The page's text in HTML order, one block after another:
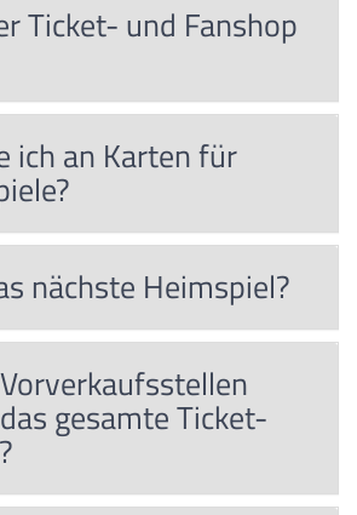
Ticket- und Fanshop
ich an Karten für
nächste Heimspiel?
gesamte Ticket-